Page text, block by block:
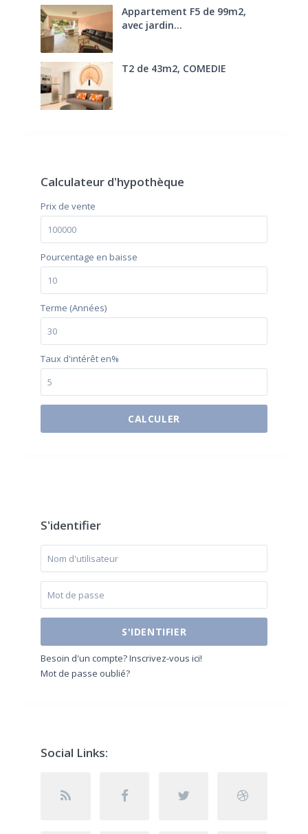
Appartement F5 de 99m2,
avec jardin...
T2 de 43m2, COMEDIE
Calculateur d'hypothèque
Prix ​​de vente
Pourcentage en baisse
Terme (Années)
Taux d'intérêt en%
CALCULER
$500 / month
S'identifier
S'IDENTIFIER
Besoin d'un compte? Inscrivez-vous ici!
Mot de passe oublié?
Social Links: